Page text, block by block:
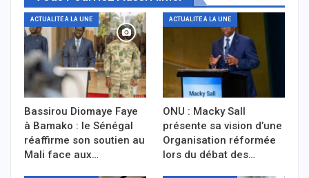
ACTUALITÉ À LA UNE
Bassirou Diomaye Faye
à Bamako : le Sénégal
réaffirme son soutien au
Mali face aux…
ACTUALITÉ À LA UNE
ONU : Macky Sall
présente sa vision d’une
Organisation réformée
lors du débat des…